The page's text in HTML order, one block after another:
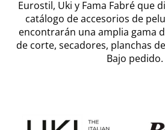
Eurostil, Uki y Fama Fabré que
catálogo de accesorios de
encontrarán una amplia gama
de corte, secadores, planchas
Bajo pedido.